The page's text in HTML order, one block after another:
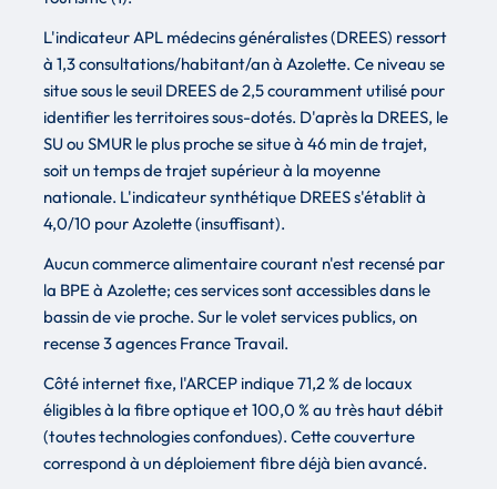
L'indicateur APL médecins généralistes (DREES) ressort
à 1,3 consultations/habitant/an à Azolette. Ce niveau se
situe sous le seuil DREES de 2,5 couramment utilisé pour
identifier les territoires sous-dotés. D'après la DREES, le
SU ou SMUR le plus proche se situe à 46 min de trajet,
soit un temps de trajet supérieur à la moyenne
nationale. L'indicateur synthétique DREES s'établit à
4,0/10 pour Azolette (insuffisant).
Aucun commerce alimentaire courant n'est recensé par
la BPE à Azolette; ces services sont accessibles dans le
bassin de vie proche. Sur le volet services publics, on
recense 3 agences France Travail.
Côté internet fixe, l'ARCEP indique 71,2 % de locaux
éligibles à la fibre optique et 100,0 % au très haut débit
(toutes technologies confondues). Cette couverture
correspond à un déploiement fibre déjà bien avancé.